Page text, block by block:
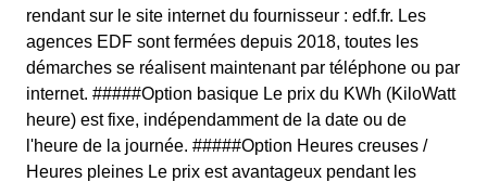
rendant sur le site internet du fournisseur : edf.fr. Les
agences EDF sont fermées depuis 2018, toutes les
démarches se réalisent maintenant par téléphone ou par
internet. #####Option basique Le prix du KWh (KiloWatt
heure) est fixe, indépendamment de la date ou de
l'heure de la journée. #####Option Heures creuses /
Heures pleines Le prix est avantageux pendant les